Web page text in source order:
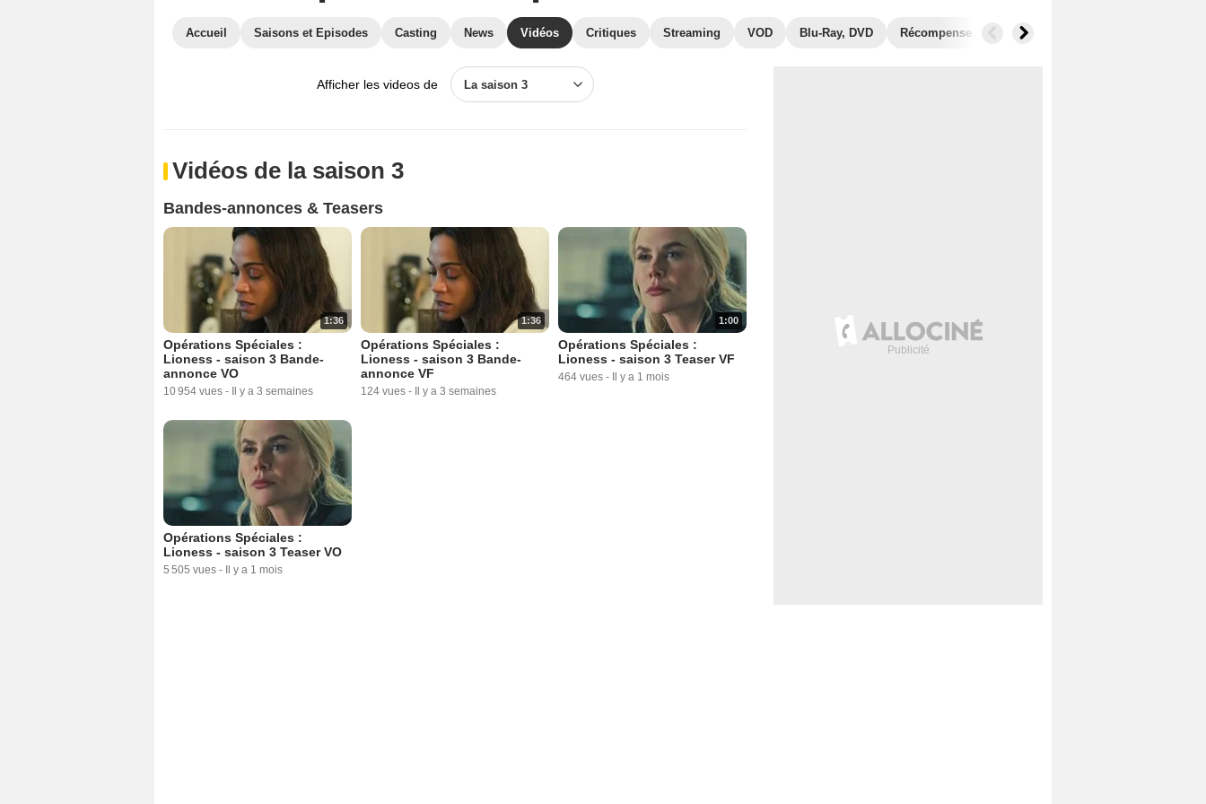
Accueil Saisons et Episodes Casting News Vidéos Critiques Streaming VOD Blu-Ray, DVD Récompenses Photos
Afficher les videos de La saison 3
Vidéos de la saison 3
Bandes-annonces & Teasers
1:36
Opérations Spéciales :
Lioness - saison 3 Bande-
annonce VO
10 954 vues - Il y a 3 semaines
1:36
Opérations Spéciales :
Lioness - saison 3 Bande-
annonce VF
124 vues - Il y a 3 semaines
1:00
Opérations Spéciales :
Lioness - saison 3 Teaser VF
464 vues - Il y a 1 mois
Opérations Spéciales :
Lioness - saison 3 Teaser VO
5 505 vues - Il y a 1 mois